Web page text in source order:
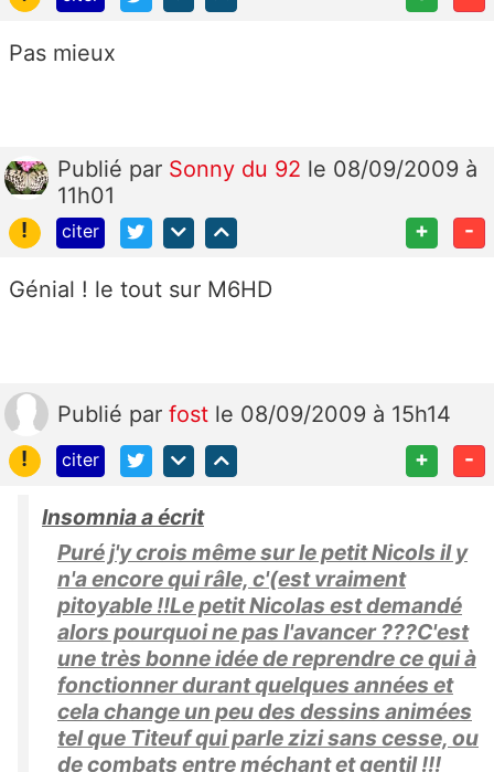
Pas mieux
Publié par Sonny du 92 le 08/09/2009 à
11h01
!
citer + -
Génial ! le tout sur M6HD
Publié par fost le 08/09/2009 à 15h14
!
citer + -
Insomnia a écrit
Puré j'y crois même sur le petit Nicols il y
n'a encore qui râle, c'(est vraiment
pitoyable !!Le petit Nicolas est demandé
alors pourquoi ne pas l'avancer ???C'est
une très bonne idée de reprendre ce qui à
fonctionner durant quelques années et
cela change un peu des dessins animées
tel que Titeuf qui parle zizi sans cesse, ou
de combats entre méchant et gentil !!!